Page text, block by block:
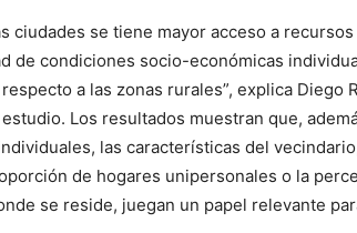
ciudades se tiene mayor acceso a
de condiciones socio-económicas
a las zonas rurales”, explica Diego
Los resultados muestran que,
las características del
de hogares unipersonales o la
se reside, juegan un papel relevante